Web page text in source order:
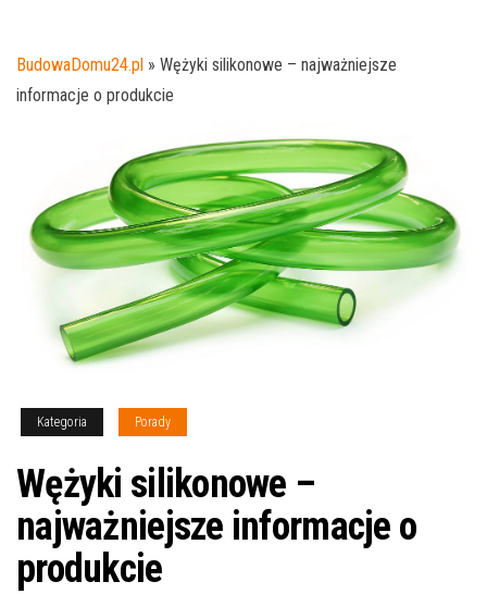
BudowaDomu24.pl » Wężyki silikonowe – najważniejsze
informacje o produkcie
Kategoria Porady
Wężyki silikonowe –
najważniejsze informacje o
produkcie